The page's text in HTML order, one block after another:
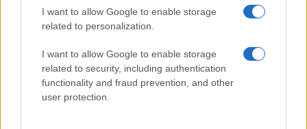
I want to allow Google to enable storage
related to personalization.
I want to allow Google to enable storage
related to security, including authentication
functionality and fraud prevention, and other
user protection.
Linda Pellegrini
Linda Pellegrini ha raccontato da Genova il
processo di riconversione dell'ex area
portuale entrando in Comune per un'intervista
decisiva; è caporedattore con responsabilità
sulle rubriche storiche e propone in